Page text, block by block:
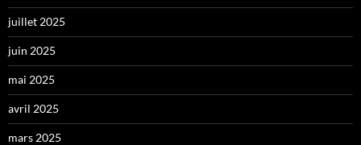
juillet 2025
juin 2025
mai 2025
avril 2025
mars 2025